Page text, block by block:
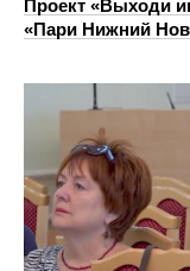
Проект «Выходи
«Пари Нижний